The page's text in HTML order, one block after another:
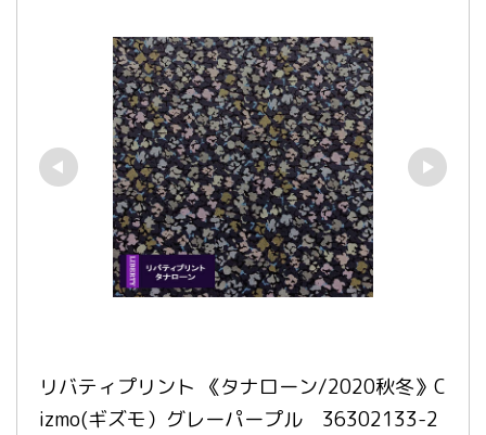
リバティプリント 《タナローン/2020秋冬》C
izmo(ギズモ）グレーパープル　36302133-2